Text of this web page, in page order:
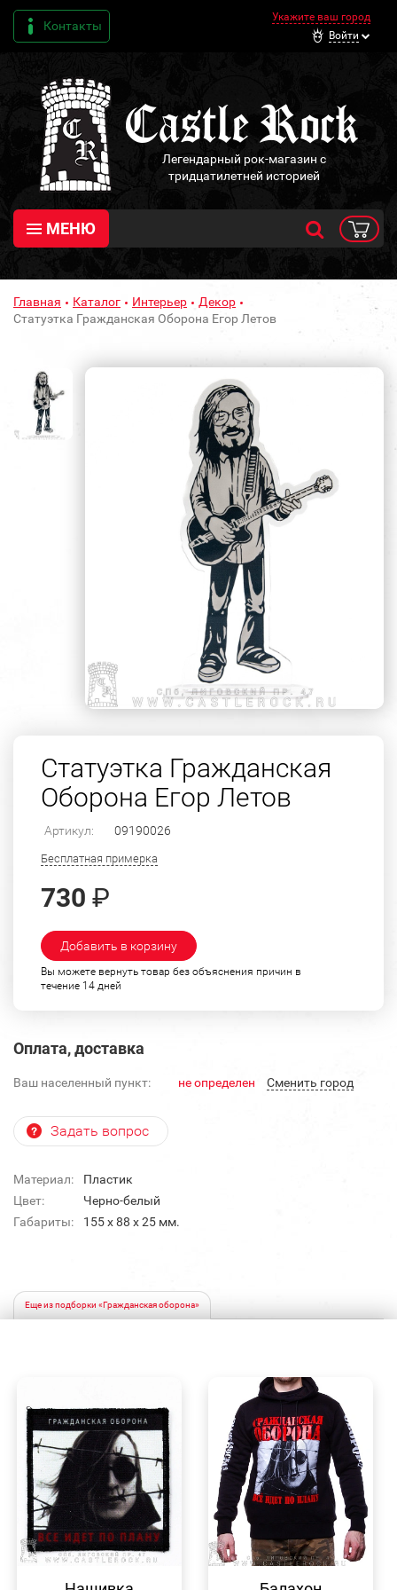
Контакты
Укажите ваш город
Войти
Легендарный рок-магазин с
тридцатилетней историей
МЕНЮ
Главная Каталог Интерьер
Декор
Статуэтка Гражданская Оборона Егор Летов
Статуэтка Гражданская
Оборона Егор Летов
Артикул: 09190026
Бесплатная примерка
730 ₽
Добавить в корзину
Вы можете вернуть товар без объяснения причин в
течение 14 дней
Оплата, доставка
Ваш населенный пункт: не определен Cменить город
Задать вопрос
Материал:
Пластик
Цвет:
Черно-белый
Габариты:
155 х 88 х 25 мм.
Еще из подборки «Гражданская оборона»